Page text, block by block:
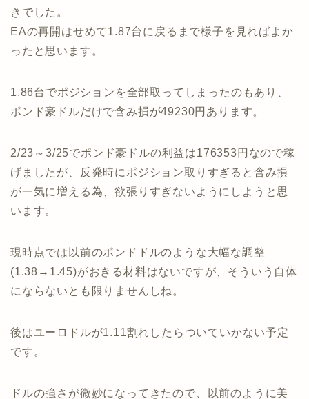
きでした。
EAの再開はせめて1.87台に戻るまで様子を見ればよか
ったと思います。
1.86台でポジションを全部取ってしまったのもあり、
ポンド豪ドルだけで含み損が49230円あります。
2/23～3/25でポンド豪ドルの利益は176353円なので稼
げましたが、反発時にポジション取りすぎると含み損
が一気に増える為、欲張りすぎないようにしようと思
います。
現時点では以前のポンドドルのような大幅な調整
(1.38→1.45)がおきる材料はないですが、そういう自体
にならないとも限りませんしね。
後はユーロドルが1.11割れしたらついていかない予定
です。
ドルの強さが微妙になってきたので、以前のように美